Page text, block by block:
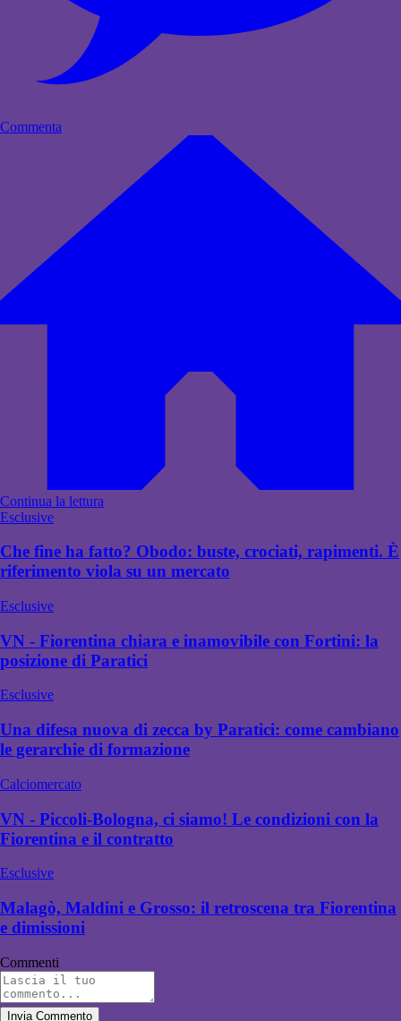
Commenta
Continua la lettura
Esclusive
Che fine ha fatto? Obodo: buste, crociati, rapimenti. È
riferimento viola su un mercato
Esclusive
VN - Fiorentina chiara e inamovibile con Fortini: la
posizione di Paratici
Esclusive
Una difesa nuova di zecca by Paratici: come cambiano
le gerarchie di formazione
Calciomercato
VN - Piccoli-Bologna, ci siamo! Le condizioni con la
Fiorentina e il contratto
Esclusive
Malagò, Maldini e Grosso: il retroscena tra Fiorentina
e dimissioni
Commenti
Invia Commento